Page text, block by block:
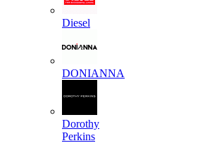
Diesel
DONIANNA
Dorothy
Perkins